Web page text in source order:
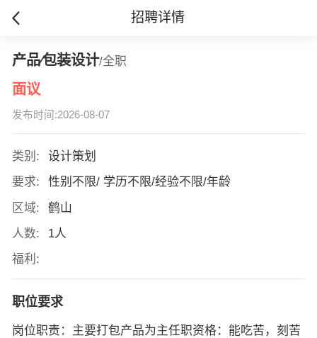
招聘详情
产品∕包装设计/全职
面议
发布时间:2026-08-07
类别:
设计策划
要求:
性别不限/ 学历不限/经验不限/年龄
区域:
鹤山
人数:
1人
福利:
职位要求
岗位职责：主要打包产品为主任职资格：能吃苦，刻苦